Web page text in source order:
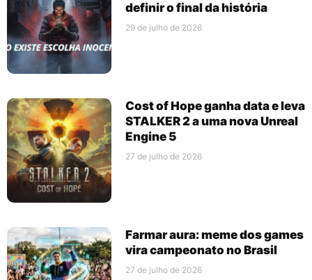
definir o final da história
29 de julho de 2026
Cost of Hope ganha data e leva
STALKER 2 a uma nova Unreal
Engine 5
27 de julho de 2026
Farmar aura: meme dos games
vira campeonato no Brasil
27 de julho de 2026